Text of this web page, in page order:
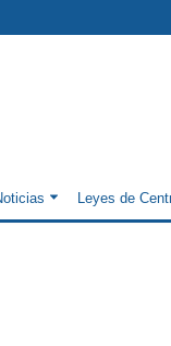
Leyes de